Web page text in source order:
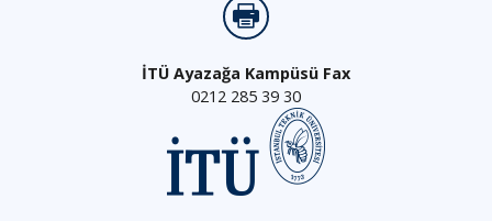
İTÜ Ayazağa Kampüsü Fax
0212 285 39 30